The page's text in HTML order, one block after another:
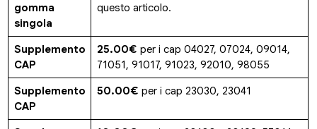
gomma
singola
questo articolo.
Supplemento
CAP
25.00€ per i cap 04027, 07024, 09014,
71051, 91017, 91023, 92010, 98055
Supplemento
CAP
50.00€ per i cap 23030, 23041